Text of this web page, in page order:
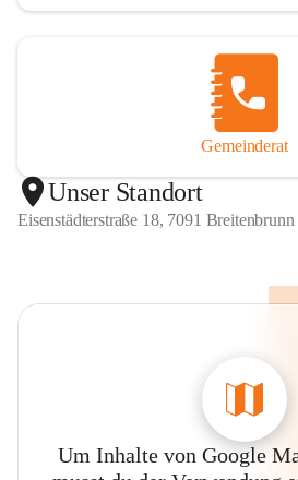
Gemeinderat
Unser Standort
Eisenstädterstraße 18, 7091
Um Inhalte von Google